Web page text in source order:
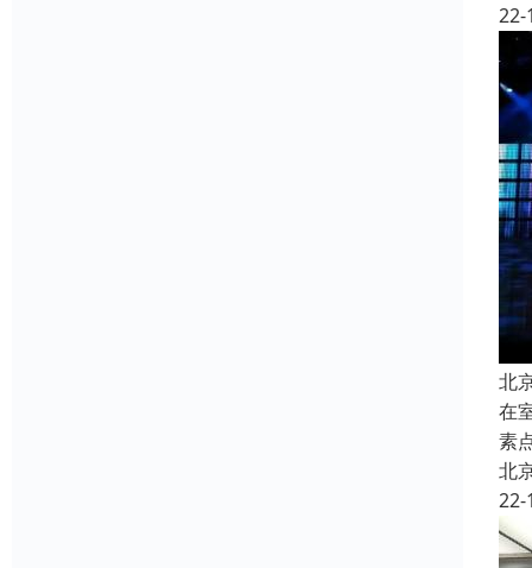
22-
北
在
素
北
22-